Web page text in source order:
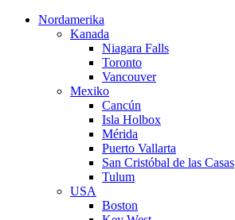
Nordamerika
Kanada
Niagara Falls
Toronto
Vancouver
Mexiko
Cancún
Isla Holbox
Mérida
Puerto Vallarta
San Cristóbal de las Casas
Tulum
USA
Boston